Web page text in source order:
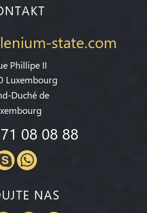
state.com
Phillipe II
Luxembourg
Duché de
08 08 88
NAS